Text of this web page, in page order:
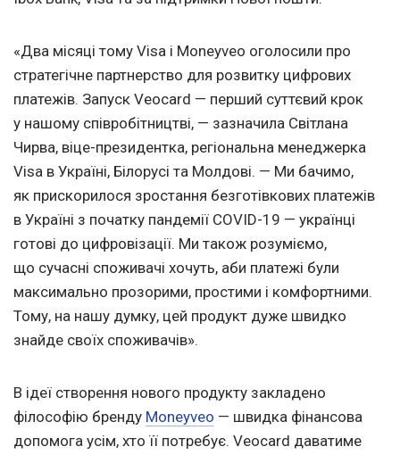
«Два місяці тому Visa і Moneyveo оголосили про
стратегічне партнерство для розвитку цифрових
платежів. Запуск Veocard — перший суттєвий крок
у нашому співробітництві, — зазначила Світлана
Чирва, віце-президентка, регіональна менеджерка
Visa в Україні, Білорусі та Молдові. — Ми бачимо,
як прискорилося зростання безготівкових платежів
в Україні з початку пандемії COVID-19 — українці
готові до цифровізації. Ми також розуміємо,
що сучасні споживачі хочуть, аби платежі були
максимально прозорими, простими і комфортними.
Тому, на нашу думку, цей продукт дуже швидко
знайде своїх споживачів».
В ідеї створення нового продукту закладено
філософію бренду Moneyveo — швидка фінансова
допомога усім, хто її потребує. Veocard даватиме